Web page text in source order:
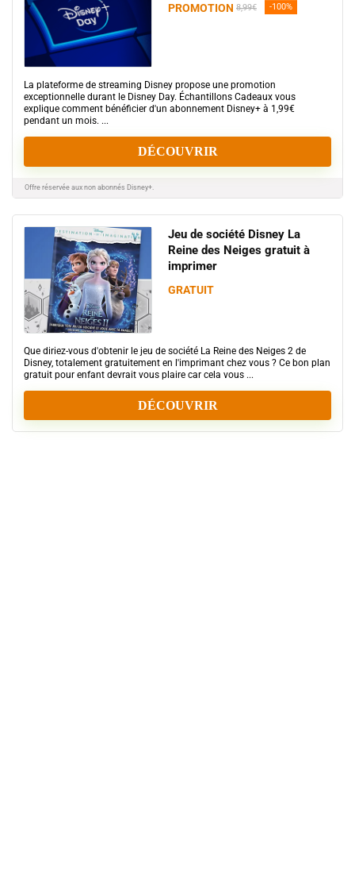
PROMOTION 8,99€ -100%
La plateforme de streaming Disney propose une promotion
exceptionnelle durant le Disney Day. Échantillons Cadeaux vous
explique comment bénéficier d'un abonnement Disney+ à 1,99€
pendant un mois. ...
DÉCOUVRIR
Offre réservée aux non abonnés Disney+.
Jeu de société Disney La
Reine des Neiges gratuit à
imprimer
GRATUIT
Que diriez-vous d'obtenir le jeu de société La Reine des Neiges 2 de
Disney, totalement gratuitement en l'imprimant chez vous ? Ce bon plan
gratuit pour enfant devrait vous plaire car cela vous ...
DÉCOUVRIR